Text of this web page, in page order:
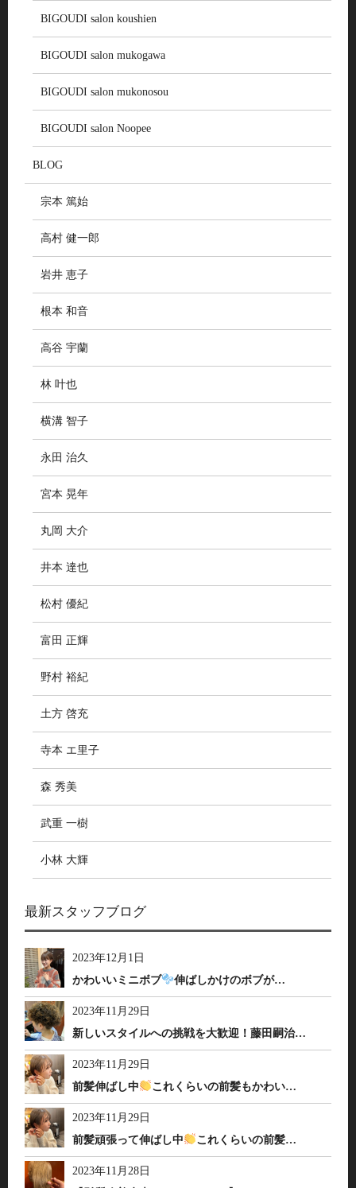
BIGOUDI salon koushien
BIGOUDI salon mukogawa
BIGOUDI salon mukonosou
BIGOUDI salon Noopee
BLOG
宗本 篤始
高村 健一郎
岩井 恵子
根本 和音
高谷 宇蘭
林 叶也
横溝 智子
永田 治久
宮本 晃年
丸岡 大介
井本 達也
松村 優紀
富田 正輝
野村 裕紀
土方 啓充
寺本 エ里子
森 秀美
武重 一樹
小林 大輝
最新スタッフブログ
2023年12月1日
かわいいミニボブ
伸ばしかけのボブが…
2023年11月29日
新しいスタイルへの挑戦を大歓迎！藤田嗣治…
2023年11月29日
前髪伸ばし中
これくらいの前髪もかわい…
2023年11月29日
前髪頑張って伸ばし中
これくらいの前髪…
2023年11月28日